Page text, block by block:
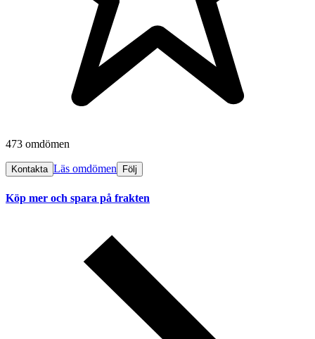
473 omdömen
Kontakta Läs omdömen Följ
Köp mer och spara på frakten